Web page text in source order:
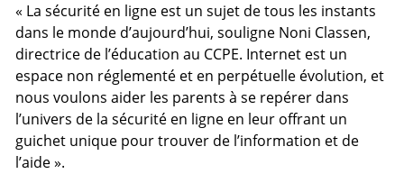
« La sécurité en ligne est un sujet de tous les instants
dans le monde d’aujourd’hui, souligne Noni Classen,
directrice de l’éducation au CCPE. Internet est un
espace non réglementé et en perpétuelle évolution, et
nous voulons aider les parents à se repérer dans
l’univers de la sécurité en ligne en leur offrant un
guichet unique pour trouver de l’information et de
l’aide ».